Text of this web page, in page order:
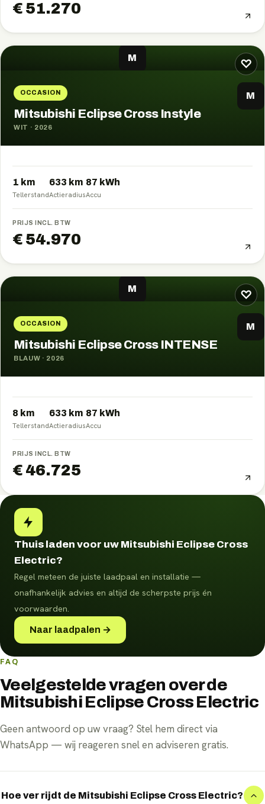
€ 51.270
♡
M
OCCASION M
Mitsubishi Eclipse Cross Instyle
WIT · 2026
1 km
Tellerstand
633 km
Actieradius
87 kWh
Accu
PRIJS INCL. BTW
€ 54.970
♡
M
OCCASION M
Mitsubishi Eclipse Cross INTENSE
BLAUW · 2026
8 km
Tellerstand
633 km
Actieradius
87 kWh
Accu
PRIJS INCL. BTW
€ 46.725
Thuis laden voor uw Mitsubishi Eclipse Cross
Electric?
Regel meteen de juiste laadpaal en installatie —
onafhankelijk advies en altijd de scherpste prijs én
voorwaarden.
Naar laadpalen →
FAQ
Veelgestelde vragen over de
Mitsubishi Eclipse Cross Electric
Geen antwoord op uw vraag? Stel hem direct via
WhatsApp — wij reageren snel en adviseren gratis.
Hoe ver rijdt de Mitsubishi Eclipse Cross Electric?